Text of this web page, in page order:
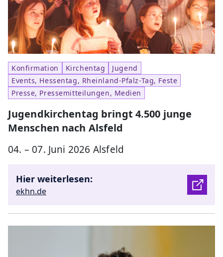
Konfirmation Kirchentag
Jugend
Events, Hessentag, Rheinland-Pfalz-Tag, Feste
Presse, Pressemitteilungen, Medien
Jugendkirchentag bringt 4.500 junge
Menschen nach Alsfeld
04. – 07. Juni 2026 Alsfeld
Hier weiterlesen:
ekhn.de